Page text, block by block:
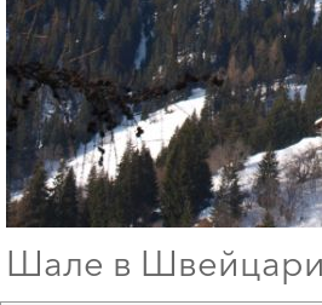
Шале в